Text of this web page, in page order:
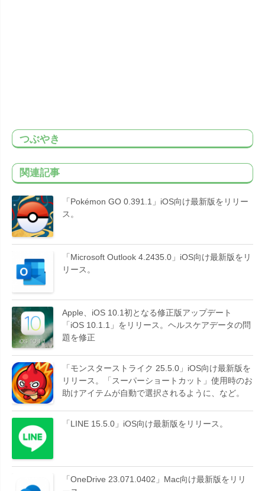
つぶやき
関連記事
「Pokémon GO 0.391.1」iOS向け最新版をリリー
ス。
「Microsoft Outlook 4.2435.0」iOS向け最新版をリ
リース。
Apple、iOS 10.1初となる修正版アップデート
「iOS 10.1.1」をリリース。ヘルスケアデータの問
題を修正
「モンスターストライク 25.5.0」iOS向け最新版を
リリース。「スーパーショートカット」使用時のお
助けアイテムが自動で選択されるように、など。
「LINE 15.5.0」iOS向け最新版をリリース。
「OneDrive 23.071.0402」Mac向け最新版をリリ